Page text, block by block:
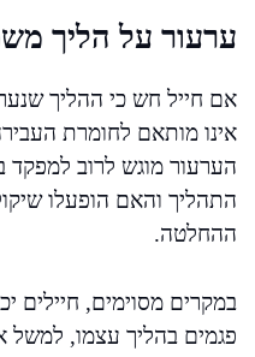
ערעור על הליך
אם חייל חש כי ההליך
אינו מותאם לחומרת
הערעור מוגש לרוב למפקד
התהליך והאם הופעלו
ההחלטה.
במקרים מסוימים, חיילים
פגמים בהליך עצמו, למשל